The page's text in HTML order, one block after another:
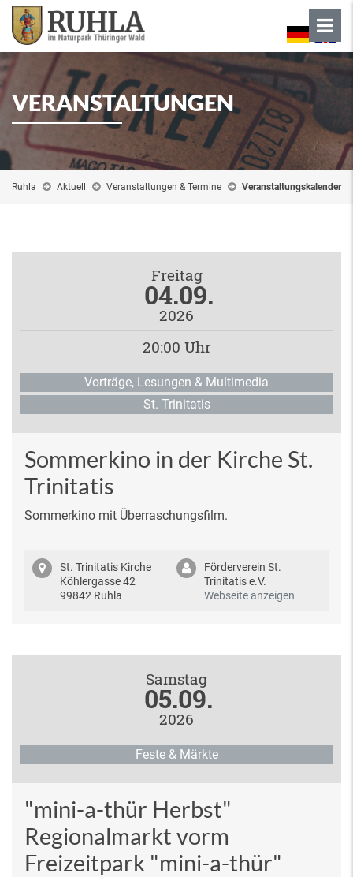
VERANSTALTUNGEN
Ruhla Aktuell Veranstaltungen & Termine Veranstaltungskalender
Freitag
04.09.
2026
20:00 Uhr
Vorträge, Lesungen & Multimedia
St. Trinitatis
Sommerkino in der Kirche St.
Trinitatis
Sommerkino mit Überraschungsfilm.
St. Trinitatis Kirche
Köhlergasse 42
99842 Ruhla
Förderverein St.
Trinitatis e.V.
Webseite anzeigen
Samstag
05.09.
2026
Feste & Märkte
"mini-a-thür Herbst"
Regionalmarkt vorm
Freizeitpark "mini-a-thür"